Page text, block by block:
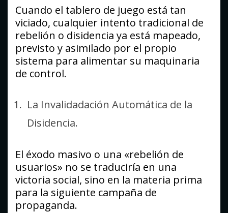
Cuando el tablero de juego está tan
viciado, cualquier intento tradicional de
rebelión o disidencia ya está mapeado,
previsto y asimilado por el propio
sistema para alimentar su maquinaria
de control.
La Invalidadación Automática de la
Disidencia.
El éxodo masivo o una «rebelión de
usuarios» no se traduciría en una
victoria social, sino en la materia prima
para la siguiente campaña de
propaganda.